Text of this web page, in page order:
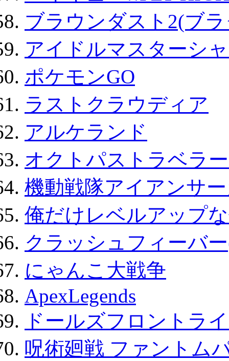
ブラウンダスト2(ブ
アイドルマスターシ
ポケモンGO
ラストクラウディア
アルケランド
オクトパストラベラ
機動戦隊アイアンサ
俺だけレベルアップ
クラッシュフィーバ
にゃんこ大戦争
ApexLegends
ドールズフロントラ
呪術廻戦 ファントム